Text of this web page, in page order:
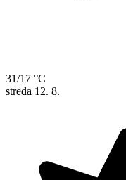
31/17 °C
streda 12. 8.